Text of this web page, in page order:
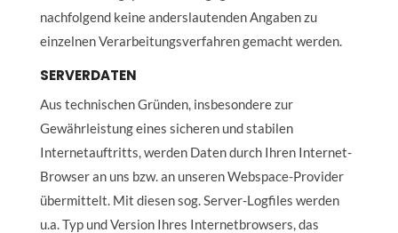
nachfolgend keine anderslautenden Angaben zu
einzelnen Verarbeitungsverfahren gemacht werden.
SERVERDATEN
Aus technischen Gründen, insbesondere zur
Gewährleistung eines sicheren und stabilen
Internetauftritts, werden Daten durch Ihren Internet-
Browser an uns bzw. an unseren Webspace-Provider
übermittelt. Mit diesen sog. Server-Logfiles werden
u.a. Typ und Version Ihres Internetbrowsers, das